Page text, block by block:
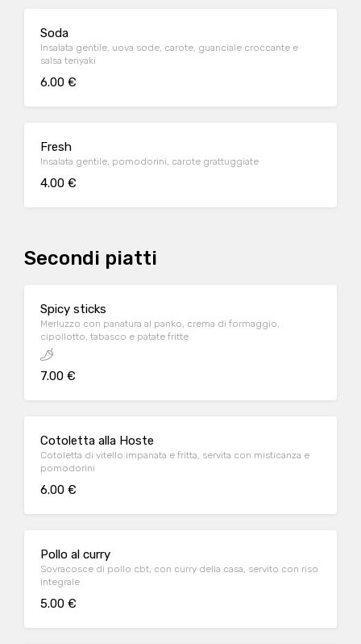
Soda
Insalata gentile, uova sode, carote, guanciale croccante e
salsa teriyaki
6.00 €
Fresh
Insalata gentile, pomodorini, carote grattuggiate
4.00 €
Secondi piatti
Spicy sticks
Merluzzo con panatura al panko, crema di formaggio,
cipollotto, tabasco e patate fritte
7.00 €
Cotoletta alla Hoste
Cotoletta di vitello impanata e fritta, servita con misticanza e
pomodorini
6.00 €
Pollo al curry
Sovracosce di pollo cbt, con curry della casa, servito con riso
integrale
5.00 €